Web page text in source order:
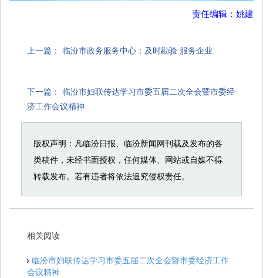
责任编辑：姚建
上一篇： 临汾市政务服务中心：及时勘验 服务企业
下一篇： 临汾市妇联传达学习市委五届二次全会暨市委经
济工作会议精神
版权声明：凡临汾日报、临汾新闻网刊载及发布的各
类稿件，未经书面授权，任何媒体、网站或自媒不得
转载发布。若有违者将依法追究侵权责任。
相关阅读
临汾市妇联传达学习市委五届二次全会暨市委经济工作
会议精神